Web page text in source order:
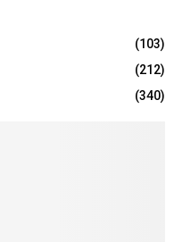
(103)
(212)
(340)